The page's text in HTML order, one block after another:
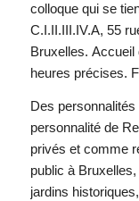
colloque qui se
C.I.II.III.IV.A, 55
Bruxelles. Accueil
heures précises.
Des
personnalité de
privés et comme
public à
jardins